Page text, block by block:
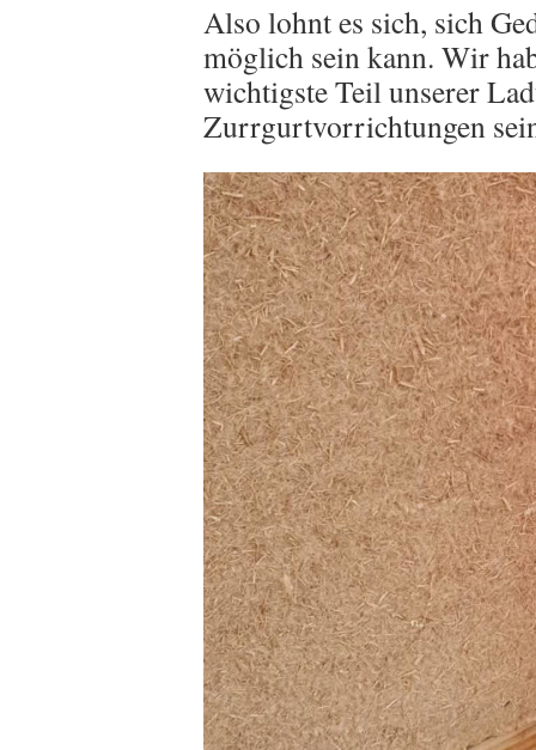
Also lohnt es sich, sich
möglich sein kann. Wir
wichtigste Teil unserer
Zurrgurtvorrichtungen